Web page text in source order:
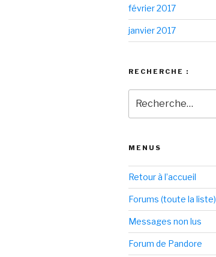
février 2017
janvier 2017
RECHERCHE :
pour
MENUS
Retour à l’accueil
Forums (toute la liste)
Messages non lus
Forum de Pandore